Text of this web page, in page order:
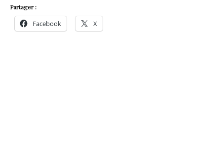
Partager :
Facebook X